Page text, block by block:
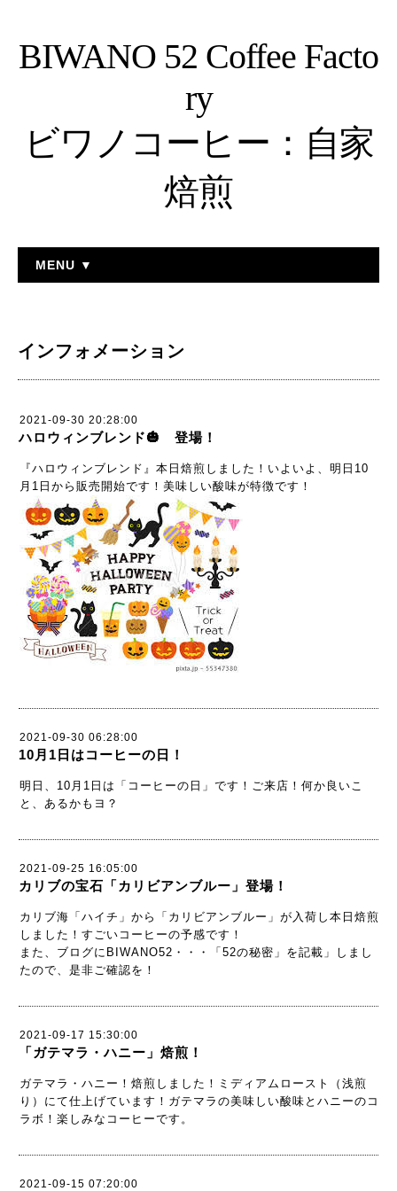
BIWANO 52 Coffee Facto
ry
ビワノコーヒー：自家
焙煎
MENU ▼
インフォメーション
2021-09-30 20:28:00
ハロウィンブレンド🎃 登場！
『ハロウィンブレンド』本日焙煎しました！いよいよ、明日10
月1日から販売開始です！美味しい酸味が特徴です！
2021-09-30 06:28:00
10月1日はコーヒーの日！
明日、10月1日は「コーヒーの日」です！ご来店！何か良いこ
と、あるかもヨ？
2021-09-25 16:05:00
カリブの宝石「カリビアンブルー」登場！
カリブ海「ハイチ」から「カリビアンブルー」が入荷し本日焙煎
しました！すごいコーヒーの予感です！
また、ブログにBIWANO52・・・「52の秘密」を記載」しまし
たので、是非ご確認を！
2021-09-17 15:30:00
「ガテマラ・ハニー」焙煎！
ガテマラ・ハニー！焙煎しました！ミディアムロースト（浅煎
り）にて仕上げています！ガテマラの美味しい酸味とハニーのコ
ラボ！楽しみなコーヒーです。
2021-09-15 07:20:00